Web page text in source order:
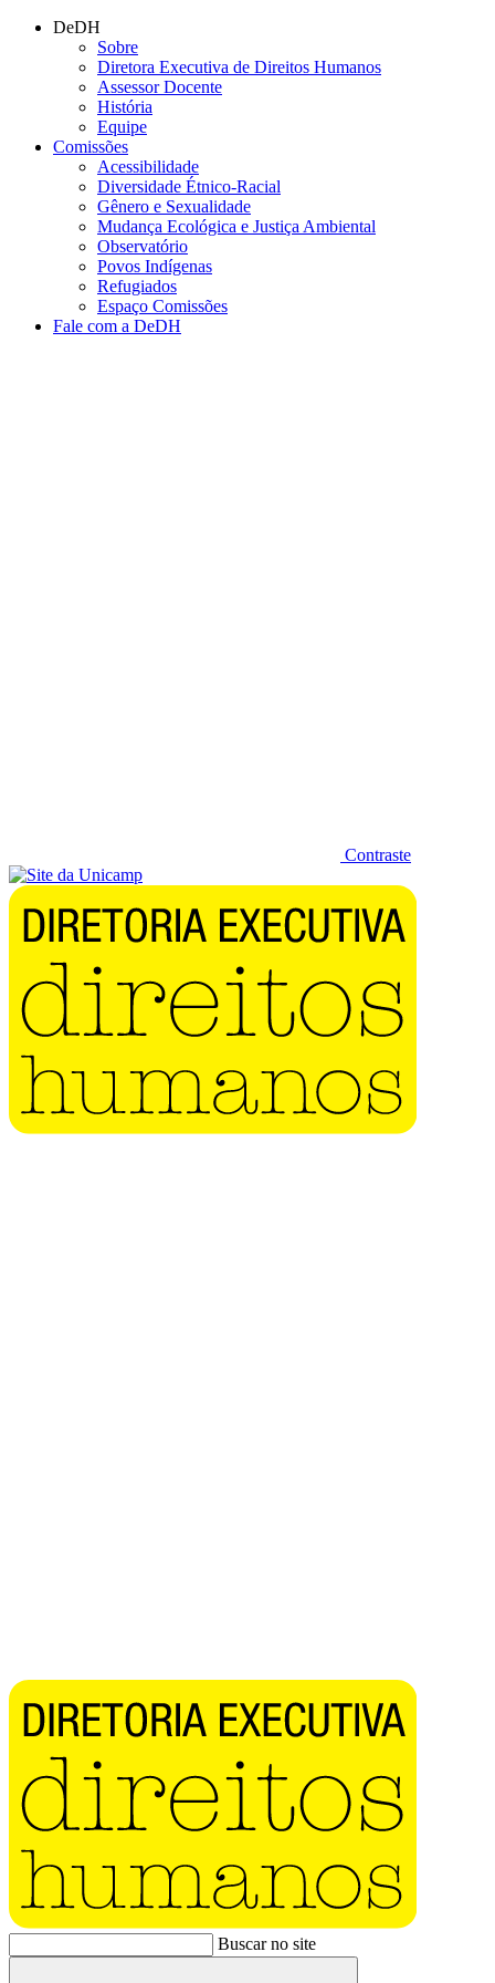
Conteúdo principal
DeDH
Sobre
Diretora Executiva de Direitos Humanos
Assessor Docente
História
Equipe
Comissões
Acessibilidade
Diversidade Étnico-Racial
Gênero e Sexualidade
Mudança Ecológica e Justiça Ambiental
Observatório
Povos Indígenas
Refugiados
Espaço Comissões
Fale com a DeDH
Contraste
Buscar no site